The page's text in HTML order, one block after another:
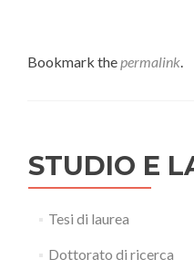
Bookmark thepermalink.
STUDIO E
Tesi di laurea
Dottorato di ricerca